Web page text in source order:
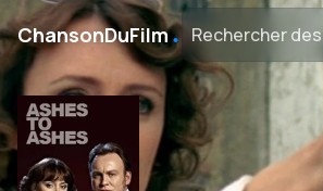
ChansonDuFilm․